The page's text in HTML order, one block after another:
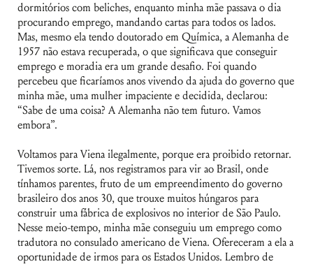
dormitórios com beliches, enquanto minha mãe passava o dia
procurando emprego, mandando cartas para todos os lados.
Mas, mesmo ela tendo doutorado em Química, a Alemanha de
1957 não estava recuperada, o que significava que conseguir
emprego e moradia era um grande desafio. Foi quando
percebeu que ficaríamos anos vivendo da ajuda do governo que
minha mãe, uma mulher impaciente e decidida, declarou:
“Sabe de uma coisa? A Alemanha não tem futuro. Vamos
embora”.
Voltamos para Viena ilegalmente, porque era proibido retornar.
Tivemos sorte. Lá, nos registramos para vir ao Brasil, onde
tínhamos parentes, fruto de um empreendimento do governo
brasileiro dos anos 30, que trouxe muitos húngaros para
construir uma fábrica de explosivos no interior de São Paulo.
Nesse meio-tempo, minha mãe conseguiu um emprego como
tradutora no consulado americano de Viena. Ofereceram a ela a
oportunidade de irmos para os Estados Unidos. Lembro de